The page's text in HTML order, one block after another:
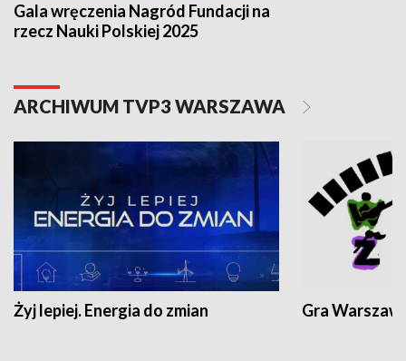
Gala wręczenia Nagród Fundacji na
rzecz Nauki Polskiej 2025
ARCHIWUM TVP3 WARSZAWA
Żyj lepiej. Energia do zmian Gra